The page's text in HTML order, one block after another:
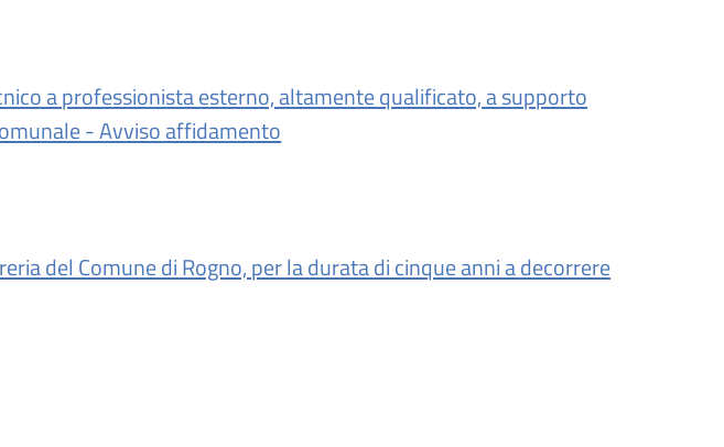
a professionista esterno, altamente qualificato, a supporto
- Avviso affidamento
del Comune di Rogno, per la durata di cinque anni a decorrere